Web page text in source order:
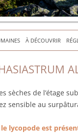
À DÉCOUVRIR
sèches de l’étage
sensible au
le lycopode est